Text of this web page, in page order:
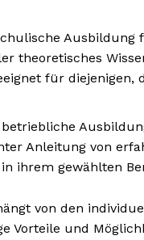
kostenlosen
Newsletter
Ausbildung
theoretisches
für
betriebliche
Anleitung von
ihrem gewählten
von den
Vorteile und